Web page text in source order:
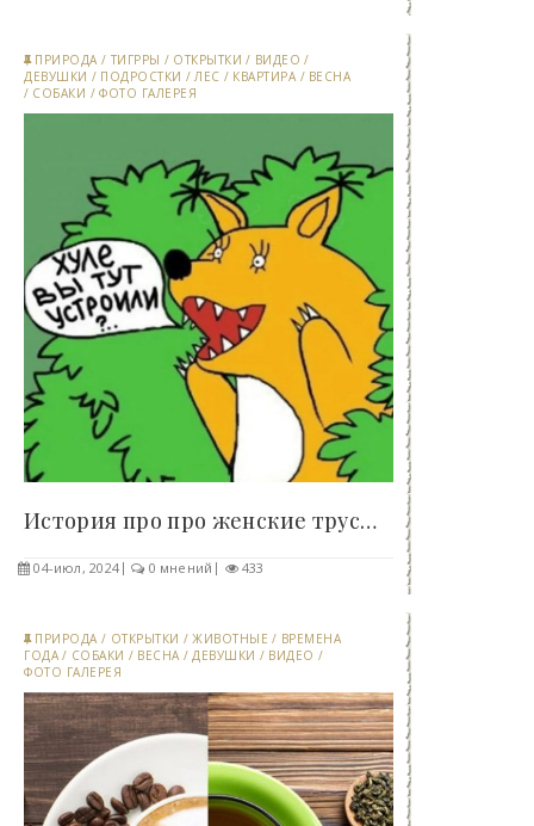
ПРИРОДА / ТИГРРЫ / ОТКРЫТКИ / ВИДЕО /
ДЕВУШКИ / ПОДРОСТКИ / ЛЕС / КВАРТИРА / ВЕСНА
/ СОБАКИ /ФОТО ГАЛЕРЕЯ
История про про женские трусы - «Клуб - Юмора»..
04-июл, 2024 0 мнений 433
ПРИРОДА / ОТКРЫТКИ /ЖИВОТНЫЕ / ВРЕМЕНА
ГОДА / СОБАКИ / ВЕСНА /ДЕВУШКИ / ВИДЕО /
ФОТО ГАЛЕРЕЯ